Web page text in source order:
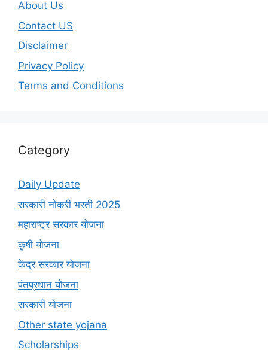
About Us
Contact US
Disclaimer
Privacy Policy
Terms and Conditions
Category
Daily Update
सरकारी नोकरी भरती 2025
महाराष्ट्र सरकार योजना
कृषी योजना
केंद्र सरकार योजना
पंतप्रधान योजना
सरकारी योजना
Other state yojana
Scholarships